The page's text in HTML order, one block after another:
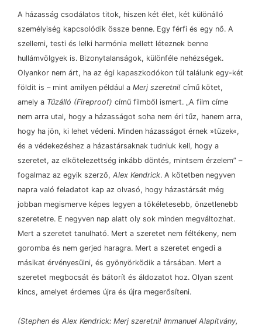
A házasság csodálatos titok, hiszen két élet, két különálló
személyiség kapcsolódik össze benne. Egy férfi és egy nő. A
szellemi, testi és lelki harmónia mellett léteznek benne
hullámvölgyek is. Bizonytalanságok, különféle nehézségek.
Olyankor nem árt, ha az égi kapaszkodókon túl találunk egy-két
földit is – mint amilyen például a Merj szeretni! című kötet,
amely a Tűzálló (Fireproof) című filmből ismert. „A film címe
nem arra utal, hogy a házasságot soha nem éri tűz, hanem arra,
hogy ha jön, ki lehet védeni. Minden házasságot érnek »tüzek«,
és a védekezéshez a házastársaknak tudniuk kell, hogy a
szeretet, az elkötelezettség inkább döntés, mintsem érzelem” –
fogalmaz az egyik szerző, Alex Kendrick. A kötetben negyven
napra való feladatot kap az olvasó, hogy házastársát még
jobban megismerve képes legyen a tökéletesebb, önzetlenebb
szeretetre. E negyven nap alatt oly sok minden megváltozhat.
Mert a szeretet tanulható. Mert a szeretet nem féltékeny, nem
goromba és nem gerjed haragra. Mert a szeretet engedi a
másikat érvényesülni, és gyönyörködik a társában. Mert a
szeretet megbocsát és bátorít és áldozatot hoz. Olyan szent
kincs, amelyet érdemes újra és újra megerősíteni.
(Stephen és Alex Kendrick: Merj szeretni! Immanuel Alapítvány,